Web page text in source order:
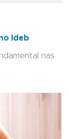
Ideb
nas